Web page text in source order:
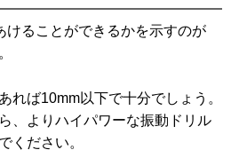
けることができるかを示すのが
れば10mm以下で十分でしょう。
、よりハイパワーな振動ドリル
ください。